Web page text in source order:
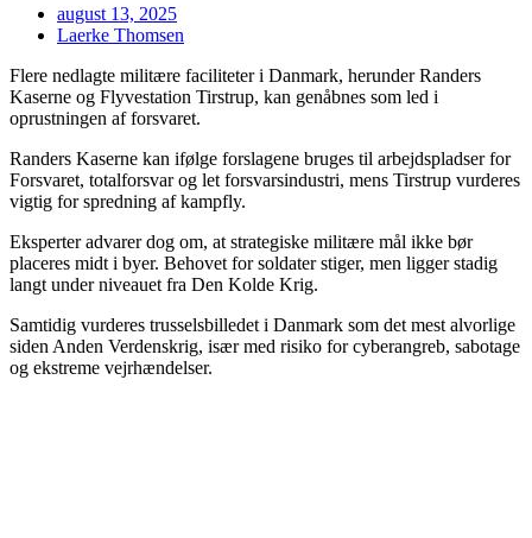
august 13, 2025
Laerke Thomsen
Flere nedlagte militære faciliteter i Danmark, herunder Randers
Kaserne og Flyvestation Tirstrup, kan genåbnes som led i
oprustningen af forsvaret.
Randers Kaserne kan ifølge forslagene bruges til arbejdspladser for
Forsvaret, totalforsvar og let forsvarsindustri, mens Tirstrup vurderes
vigtig for spredning af kampfly.
Eksperter advarer dog om, at strategiske militære mål ikke bør
placeres midt i byer. Behovet for soldater stiger, men ligger stadig
langt under niveauet fra Den Kolde Krig.
Samtidig vurderes trusselsbilledet i Danmark som det mest alvorlige
siden Anden Verdenskrig, især med risiko for cyberangreb, sabotage
og ekstreme vejrhændelser.